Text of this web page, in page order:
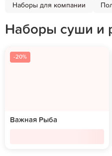
Наборы для компании
Наборы суши и
-20%
Важная Рыба